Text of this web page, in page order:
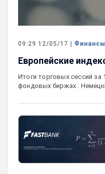
09:29 12/05/17 | Финансы
Европейские
Итоги торговых сессий за
фондовых биржах :